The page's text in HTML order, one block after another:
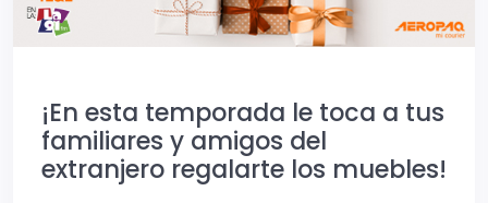
¡En esta temporada le toca a tus
familiares y amigos del
extranjero regalarte los muebles!